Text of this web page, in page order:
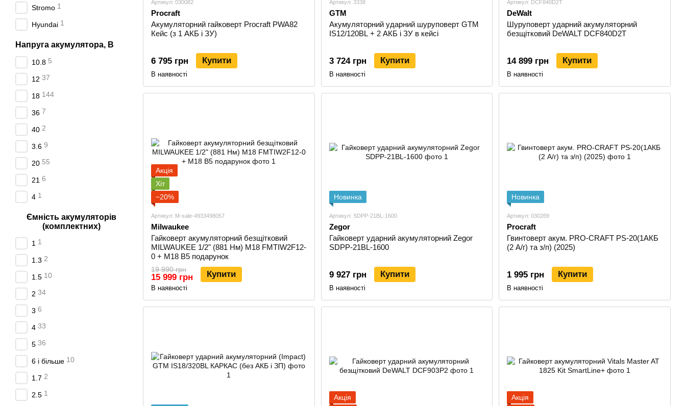
Артикул: 030082
Procraft
Акумуляторний гайковерт Procraft PWA82
Кейс (з 1 АКБ і ЗУ)
6 795 грн Купити
В наявності
Артикул: 3338
GTM
Акумуляторний ударний шуруповерт GTM
IS12/120BL + 2 АКБ і ЗУ в кейсі
3 724 грн Купити
В наявності
Артикул: DCF840D2T
DeWalt
Шуруповерт ударний акумуляторний
безщітковий DeWALT DCF840D2T
14 899 грн Купити
В наявності
Акція
Хіт
−20%
Артикул: M-sale-4933498057
Milwaukee
Гайковерт акумуляторний безщітковий
MILWAUKEE 1/2" (881 Нм) M18 FMTIW2F12-
0 + M18 B5 подарунок
19 990 грн
15 999 грн Купити
В наявності
Новинка
Артикул: SDPP-21BL-1600
Zegor
Гайковерт ударний акумуляторний Zegor
SDPP-21BL-1600
9 927 грн Купити
В наявності
Новинка
Артикул: 030269
Procraft
Гвинтоверт акум. PRO-CRAFT PS-20(1АКБ
(2 A/г) та з/п) (2025)
1 995 грн Купити
В наявності
Акція
Акція
Stromo 1
Hyundai 1
Напруга акумулятора, В
10.8 5
12 37
18 144
36 7
40 2
3.6 9
20 55
21 6
4 1
Ємність акумуляторів
(комплектних)
1 1
1.3 2
1.5 10
2 34
3 6
4 33
5 36
6 і більше 10
1.7 2
2.5 1